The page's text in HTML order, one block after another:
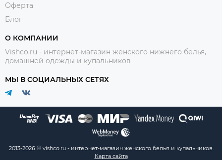
Оферта
Блог
О КОМПАНИИ
Vishco.ru - интернет-магазин женского нижнего белья,
домашней одежды и купальников
МЫ В СОЦИАЛЬНЫХ СЕТЯХ
2013-2026 © vishco.ru - интернет-магазин женского белья и купальников.
Карта сайта